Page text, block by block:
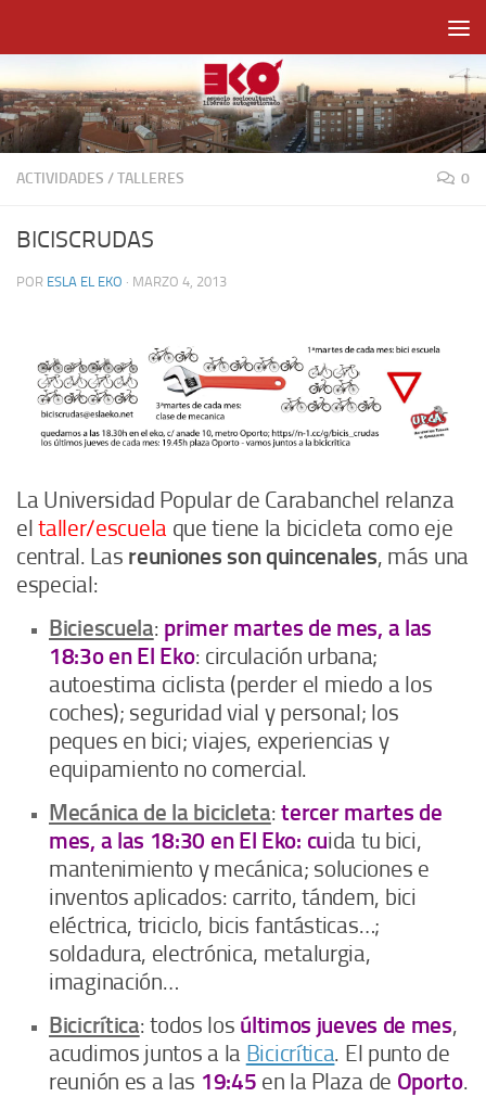
ACTIVIDADES /TALLERES 0
BICISCRUDAS
POR ESLA EL EKO · MARZO 4, 2013
La Universidad Popular de Carabanchel relanza
eltaller/escuelaque tiene la bicicleta como eje
central. Las reuniones son quincenales, más una
especial:
Biciescuela: primer martes de mes, a las
18:3o en El Eko: circulación urbana;
autoestima ciclista (perder el miedo a los
coches); seguridad vial y personal; los
peques en bici; viajes, experiencias y
equipamiento no comercial.
Mecánica de la bicicleta: tercer martes de
mes, a las 18:30 en El Eko: cuida tu bici,
mantenimiento y mecánica; soluciones e
inventos aplicados: carrito, tándem, bici
eléctrica, triciclo, bicis fantásticas…;
soldadura, electrónica, metalurgia,
imaginación…
Bicicrítica: todos los últimos jueves de mes,
acudimos juntos a la Bicicrítica. El punto de
reunión es a las 19:45 en la Plaza de Oporto.